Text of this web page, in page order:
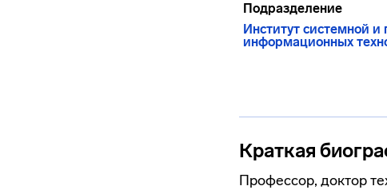
Подразделение
Институт системной
информационных
Краткая
Профессор, доктор